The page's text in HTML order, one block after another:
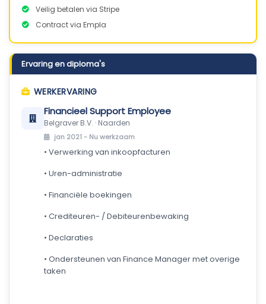
Veilig betalen via Stripe
Contract via Empla
Ervaring en diploma's
WERKERVARING
Financieel Support Employee
Belgraver B.V. · Naarden
jan 2021 - Nu werkzaam
• Verwerking van inkoopfacturen
• Uren-administratie
• Financiële boekingen
• Crediteuren- / Debiteurenbewaking
• Declaraties
• Ondersteunen van Finance Manager met overige
taken